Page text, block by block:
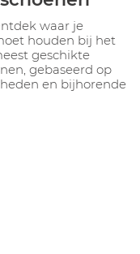
waar je
houden bij het
geschikte
gebaseerd op
en bijhorende